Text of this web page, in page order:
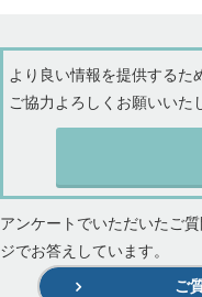
より良い情報を提供するた
ご協力よろしくお願いいた
アンケートでいただいたご
ジでお答えしています。
ご